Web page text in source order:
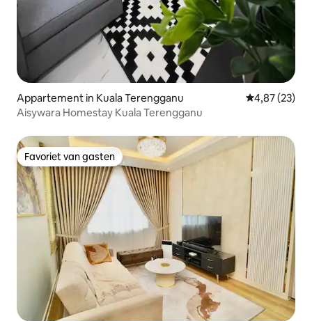
Appartement in Kuala Terengganu Gemiddelde
4,87 (23)
Aisywara Homestay Kuala Terengganu
Favoriet van gasten
Favoriet van gasten